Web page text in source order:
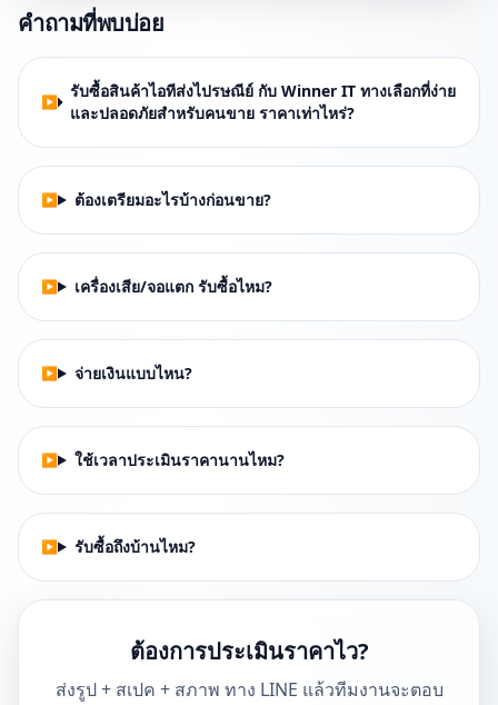
คำถามที่พบบ่อย
รับซื้อสินค้าไอทีส่งไปรษณีย์ กับ Winner IT ทางเลือกที่ง่าย
และปลอดภัยสำหรับคนขาย ราคาเท่าไหร่?
ต้องเตรียมอะไรบ้างก่อนขาย?
เครื่องเสีย/จอแตก รับซื้อไหม?
จ่ายเงินแบบไหน?
ใช้เวลาประเมินราคานานไหม?
รับซื้อถึงบ้านไหม?
ต้องการประเมินราคาไว?
ส่งรูป + สเปค + สภาพ ทาง LINE แล้วทีมงานจะตอบ